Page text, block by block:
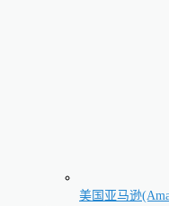
美国亚马逊